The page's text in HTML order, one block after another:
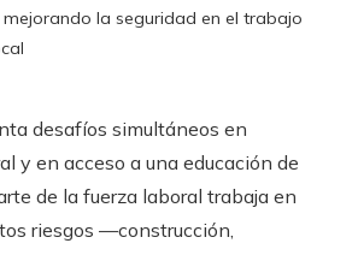
mejorando la seguridad en el trabajo
desafíos simultáneos en
y en acceso a una educación de
de la fuerza laboral trabaja en
riesgos —construcción,